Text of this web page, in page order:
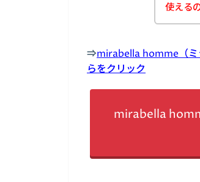
使える
⇒mirabella homme（ミ
らをクリック
mirabella